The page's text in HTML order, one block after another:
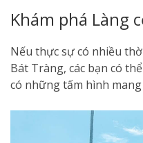
Khám phá Làng
Nếu thực sự có nhiều
Bát Tràng, các bạn có
có những tấm hình